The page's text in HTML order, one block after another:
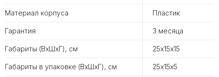
Материал корпуса Пластик
Гарантия 3 месяца
Габариты (ВхШхГ), см 25х15х15
Габариты в упаковке (ВхШхГ), см 25х15х5